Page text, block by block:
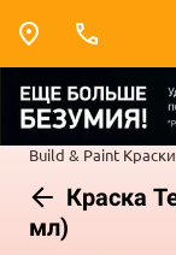
Build & Paint
Краска
мл)